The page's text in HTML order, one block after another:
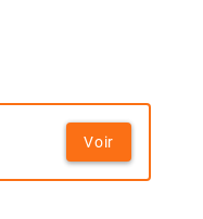
Voir